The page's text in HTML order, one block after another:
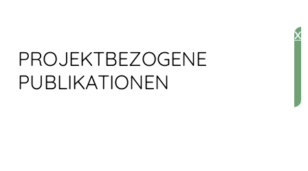
PROJEKT­BEZOGENE
PUBLIKATIONEN
X